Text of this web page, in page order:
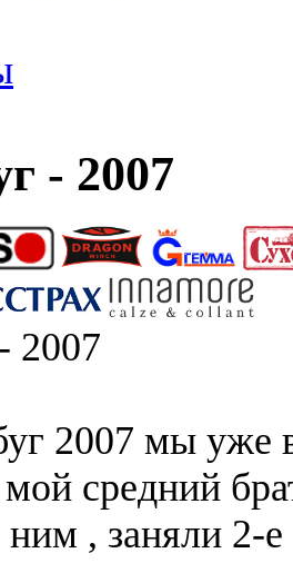
- 2007
2007
2007 мы уже
средний
, заняли 2-